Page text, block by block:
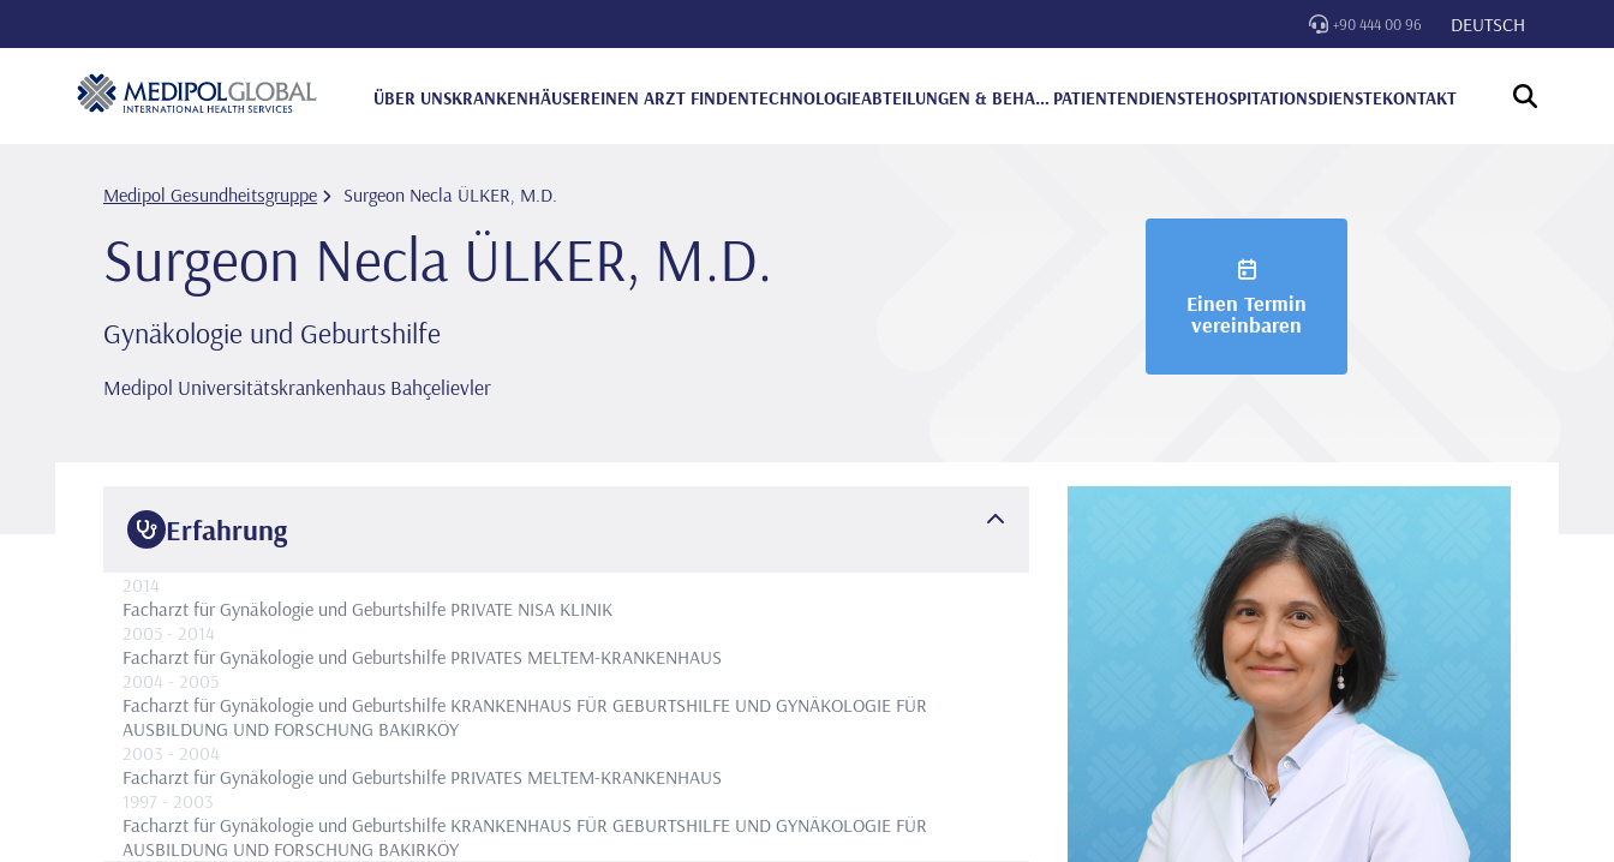
+90 444 00 96 DEUTSCH
ÜBER UNSKRANKENHÄUSEREINEN ARZT FINDENTECHNOLOGIE ABTEILUNGEN & BEHANDLUNGEN PATIENTENDIENSTEHOSPITATIONSDIENSTEKONTAKT
Medipol Gesundheitsgruppe Surgeon Necla ÜLKER, M.D.
Surgeon Necla ÜLKER, M.D.
Gynäkologie und Geburtshilfe
Medipol Universitätskrankenhaus Bahçelievler
Einen Termin
vereinbaren
Erfahrung
2014
Facharzt für Gynäkologie und Geburtshilfe PRIVATE NISA KLINIK
2005 - 2014
Facharzt für Gynäkologie und Geburtshilfe PRIVATES MELTEM-KRANKENHAUS
2004 - 2005
Facharzt für Gynäkologie und Geburtshilfe KRANKENHAUS FÜR GEBURTSHILFE UND GYNÄKOLOGIE FÜR
AUSBILDUNG UND FORSCHUNG BAKIRKÖY
2003 - 2004
Facharzt für Gynäkologie und Geburtshilfe PRIVATES MELTEM-KRANKENHAUS
1997 - 2003
Facharzt für Gynäkologie und Geburtshilfe KRANKENHAUS FÜR GEBURTSHILFE UND GYNÄKOLOGIE FÜR
AUSBILDUNG UND FORSCHUNG BAKIRKÖY